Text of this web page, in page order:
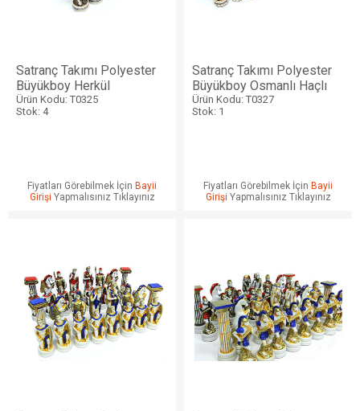
Satranç Takımı Polyester
Büyükboy Herkül
Ürün Kodu: T0325
Stok: 4
Fiyatları Görebilmek İçin Bayii
Girişi Yapmalısınız Tıklayınız
Satranç Takımı Polyester
Büyükboy Osmanlı Haçlı
Ürün Kodu: T0327
Stok: 1
Fiyatları Görebilmek İçin Bayii
Girişi Yapmalısınız Tıklayınız